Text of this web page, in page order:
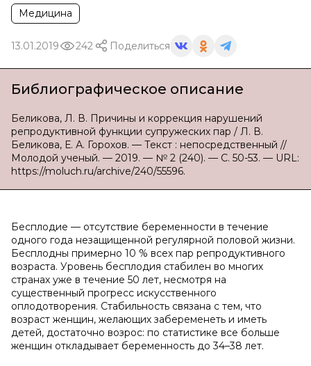
Медицина
13.01.2019 242 Поделиться
Библиографическое описание
Беликова, Л. В. Причины и коррекция нарушений
репродуктивной функции супружеских пар / Л. В.
Беликова, Е. А. Горохов. — Текст : непосредственный //
Молодой ученый. — 2019. — № 2 (240). — С. 50-53. — URL:
https://moluch.ru/archive/240/55596.
Бесплодие — отсутствие беременности в течение
одного года незащищенной регулярной половой жизни.
Бесплодны примерно 10 % всех пар репродуктивного
возраста. Уровень бесплодия стабилен во многих
странах уже в течение 50 лет, несмотря на
существенный прогресс искусственного
оплодотворения. Стабильность связана с тем, что
возраст женщин, желающих забеременеть и иметь
детей, достаточно возрос: по статистике все больше
женщин откладывает беременность до 34–38 лет.